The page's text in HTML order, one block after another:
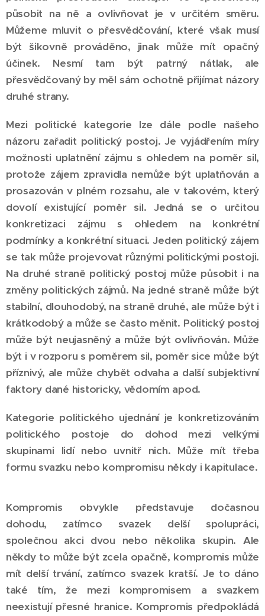
působit na ně a ovlivňovat je v určitém směru.
Můžeme mluvit o přesvědčování, které však musí
být šikovně prováděno, jinak může mít opačný
účinek. Nesmí tam být patrný nátlak, ale
přesvědčovaný by měl sám ochotně přijímat názory
druhé strany.
Mezi politické kategorie lze dále podle našeho
názoru zařadit politický postoj. Je vyjádřením míry
možnosti uplatnění zájmu s ohledem na poměr sil,
protože zájem zpravidla nemůže být uplatňován a
prosazován v plném rozsahu, ale v takovém, který
dovolí existující poměr sil. Jedná se o určitou
konkretizaci zájmu s ohledem na konkrétní
podmínky a konkrétní situaci. Jeden politický zájem
se tak může projevovat různými politickými postoji.
Na druhé straně politický postoj může působit i na
změny politických zájmů. Na jedné straně může být
stabilní, dlouhodobý, na straně druhé, ale může být i
krátkodobý a může se často měnit. Politický postoj
může být neujasněný a může být ovlivňován. Může
být i v rozporu s poměrem sil, poměr sice může být
příznivý, ale může chybět odvaha a další subjektivní
faktory dané historicky, vědomím apod.
Kategorie politického ujednání je konkretizováním
politického postoje do dohod mezi velkými
skupinami lidí nebo uvnitř nich. Může mít třeba
formu svazku nebo kompromisu někdy i kapitulace.
Kompromis obvykle představuje dočasnou
dohodu, zatímco svazek delší spolupráci,
společnou akci dvou nebo několika skupin. Ale
někdy to může být zcela opačně, kompromis může
mít delší trvání, zatímco svazek kratší. Je to dáno
také tím, že mezi kompromisem a svazkem
neexistují přesné hranice. Kompromis předpokládá